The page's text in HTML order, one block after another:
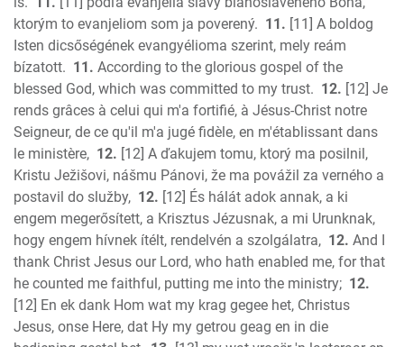
ktorým to evanjeliom som ja poverený. 11. [11] A boldog
Isten dicsőségének evangyélioma szerint, mely reám
bízatott. 11. According to the glorious gospel of the
blessed God, which was committed to my trust. 12. [12] Je
rends grâces à celui qui m'a fortifié, à Jésus-Christ notre
Seigneur, de ce qu'il m'a jugé fidèle, en m'établissant dans
le ministère, 12. [12] A ďakujem tomu, ktorý ma posilnil,
Kristu Ježišovi, nášmu Pánovi, že ma povážil za verného a
postavil do služby, 12. [12] És hálát adok annak, a ki
engem megerősített, a Krisztus Jézusnak, a mi Urunknak,
hogy engem hívnek ítélt, rendelvén a szolgálatra, 12. And I
thank Christ Jesus our Lord, who hath enabled me, for that
he counted me faithful, putting me into the ministry; 12.
[12] En ek dank Hom wat my krag gegee het, Christus
Jesus, onse Here, dat Hy my getrou geag en in die